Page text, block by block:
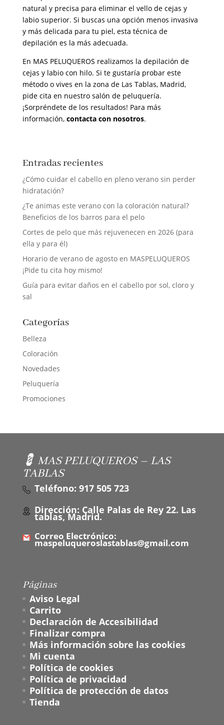
natural y precisa para eliminar el vello de cejas y
labio superior. Si buscas una opción menos invasiva
y más delicada para tu piel, esta técnica de
depilación es la más adecuada.
En MAS PELUQUEROS realizamos la depilación de
cejas y labio con hilo. Si te gustaría probar este
método o vives en la zona de Las Tablas, Madrid,
pide cita en nuestro salón de peluquería.
¡Sorpréndete de los resultados! Para más
información, contacta con nosotros.
Entradas recientes
¿Cómo cuidar el cabello en pleno verano sin perder
hidratación?
¿Te animas este verano con la coloración natural?
Beneficios de los barros para el pelo
Cortes de pelo que más rejuvenecen en 2026 (para
ella y para él)
Horario de verano de agosto en MASPELUQUEROS
¡Pide tu cita hoy mismo!
Guía para evitar daños en el cabello por sol, cloro y
sal
Categorías
Belleza
Coloración
Novedades
Peluquería
Promociones
💈 MAS PELUQUEROS – LAS
TABLAS
Teléfono: 917 505 723
Dirección: Calle Palas de Rey 22. Las
tablas, Madrid.
Correo Electrónico:
maspeluqueroslastablas@gmail.com
Páginas
Aviso Legal
Carrito
Declaración de Accesibilidad
Finalizar compra
Más información sobre las cookies
Mi cuenta
Política de cookies
Política de privacidad
Política de protección de datos
Tienda